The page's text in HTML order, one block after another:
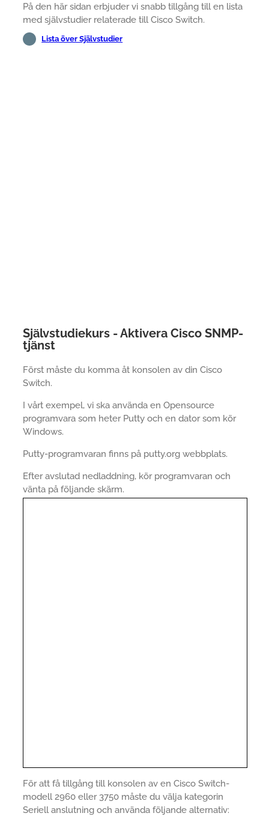
På den här sidan erbjuder vi snabb tillgång till en lista
med självstudier relaterade till Cisco Switch.
Lista över Självstudier
Självstudiekurs - Aktivera Cisco SNMP-
tjänst
Först måste du komma åt konsolen av din Cisco
Switch.
I vårt exempel, vi ska använda en Opensource
programvara som heter Putty och en dator som kör
Windows.
Putty-programvaran finns på putty.org webbplats.
Efter avslutad nedladdning, kör programvaran och
vänta på följande skärm.
För att få tillgång till konsolen av en Cisco Switch-
modell 2960 eller 3750 måste du välja kategorin
Seriell anslutning och använda följande alternativ: